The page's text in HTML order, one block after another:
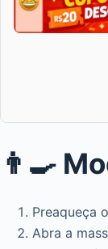
👨‍🍳
Preaqueça
Abra a